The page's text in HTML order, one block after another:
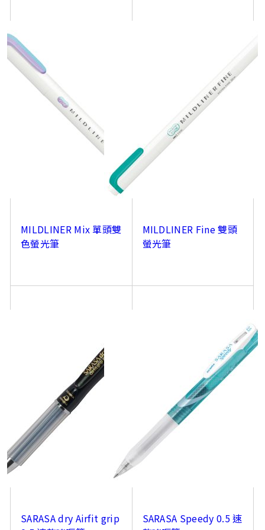
MILDLINER Mix 單頭雙
色螢光筆
MILDLINER Fine 雙頭
螢光筆
SARASA dry Airfit grip
SARASA Speedy 0.5 速